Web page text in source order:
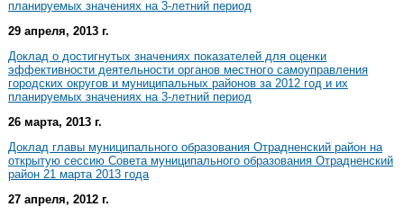
планируемых значениях на 3-летний период
29 апреля, 2013 г.
Доклад о достигнутых значениях показателей для оценки
эффективности деятельности органов местного самоуправления
городских округов и муниципальных районов за 2012 год и их
планируемых значениях на 3-летний период
26 марта, 2013 г.
Доклад главы муниципального образования Отрадненский район на
открытую сессию Совета муниципального образования Отрадненский
район 21 марта 2013 года
27 апреля, 2012 г.